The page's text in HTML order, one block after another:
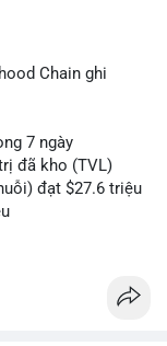
Chain ghi
7 ngày
đã kho (TVL)
đạt $27.6 triệu